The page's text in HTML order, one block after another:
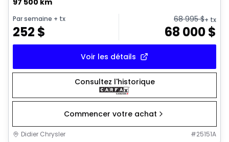
97 500 km
Par semaine + tx
252 $
68 995$+ tx
68 000$
Voir les détails
Consultez l'historique
Commencer votre achat
Didier Chrysler #25151A